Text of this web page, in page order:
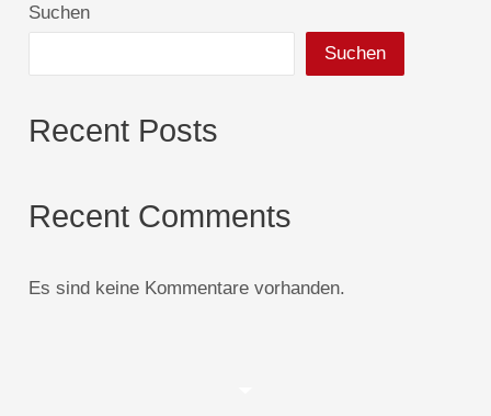
Suchen
Suchen
Recent Posts
Recent Comments
Es sind keine Kommentare vorhanden.